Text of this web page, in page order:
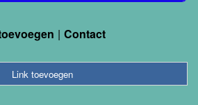
Contact
Link toevoegen